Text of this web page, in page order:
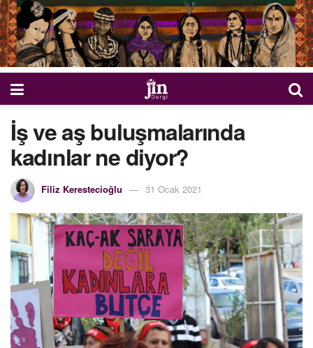
İş ve aş buluşmalarında
kadınlar ne diyor?
Filiz Kerestecioğlu 31 Ocak 2021